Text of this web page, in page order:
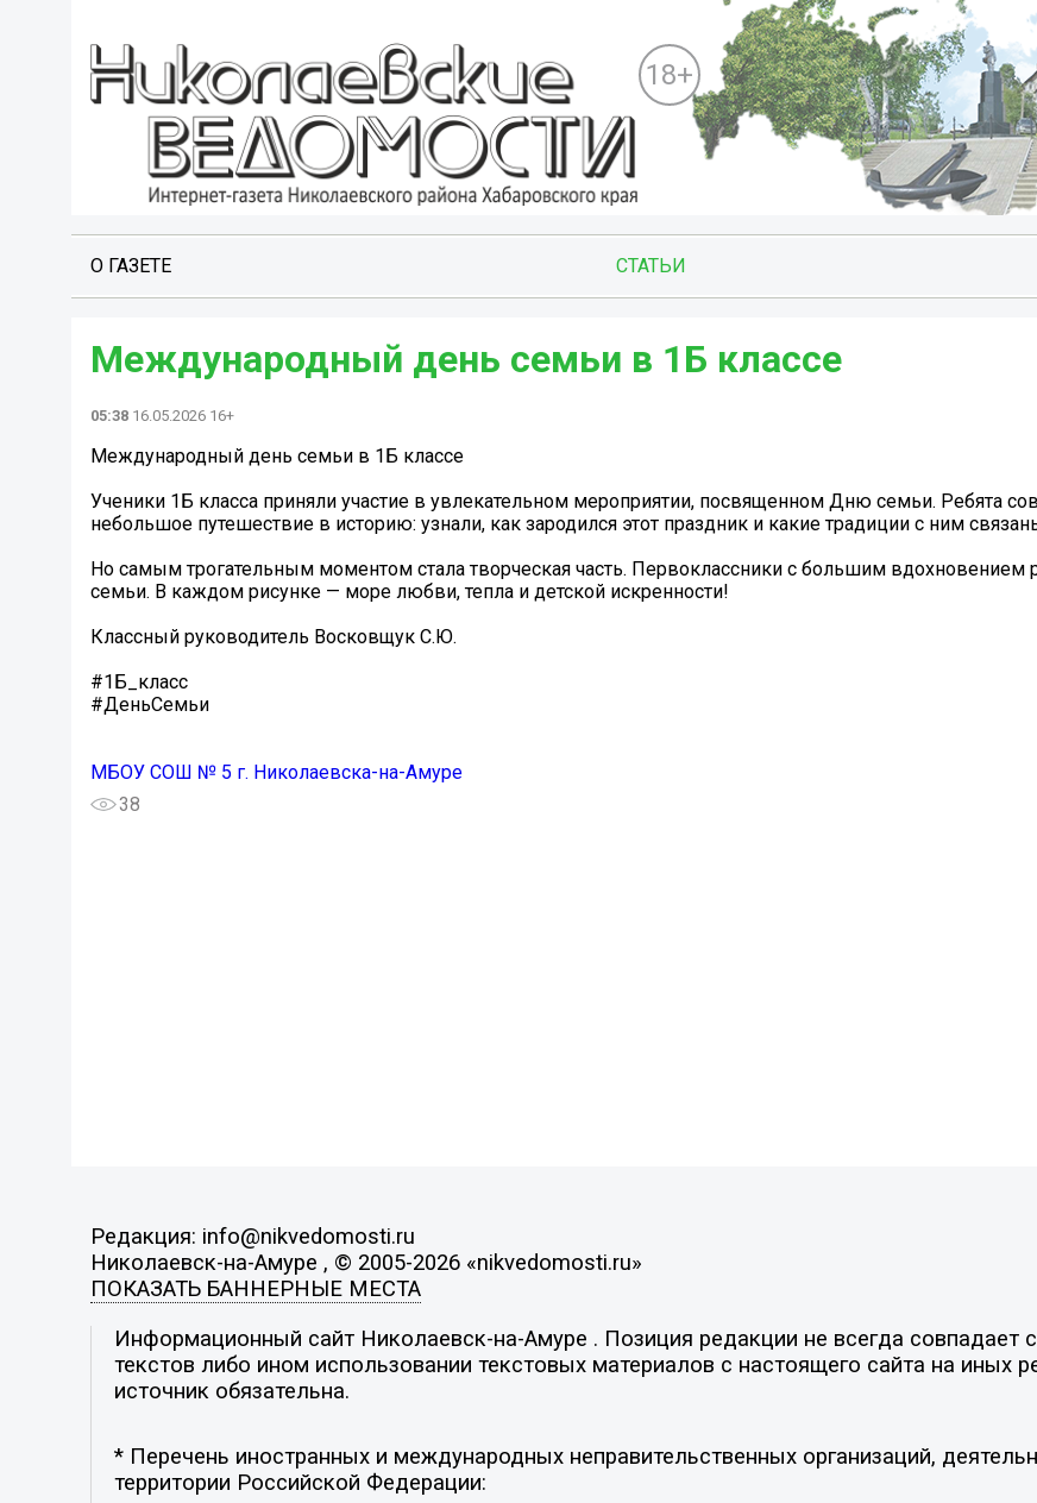
18+
О ГАЗЕТЕ СТАТЬИ
Международный день семьи в 1Б классе ️
05:38 16.05.2026 16+
Международный день семьи в 1Б классе ️
Ученики 1Б класса приняли участие в увлекательном мероприятии, посвященном Дню семьи. Ребята
небольшое путешествие в историю: узнали, как зародился этот праздник и какие традиции с ним
Но самым трогательным моментом стала творческая часть. Первоклассники с большим вдохновением
семьи. В каждом рисунке — море любви, тепла и детской искренности!
Классный руководитель Восковщук С.Ю.
#1Б_класс
#ДеньСемьи
МБОУ СОШ № 5 г. Николаевска-на-Амуре
38
Редакция: info@nikvedomosti.ru
Николаевск-на-Амуре , © 2005-2026 «nikvedomosti.ru»
ПОКАЗАТЬ БАННЕРНЫЕ МЕСТА
Информационный сайт Николаевск-на-Амуре . Позиция редакции не всегда совпадает
текстов либо ином использовании текстовых материалов с настоящего сайта на иных
источник обязательна.
* Перечень иностранных и международных неправительственных организаций,
территории Российской Федерации: